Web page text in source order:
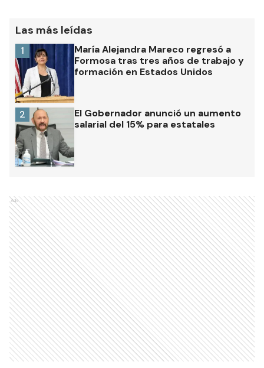
Las más leídas
María Alejandra Mareco regresó a
Formosa tras tres años de trabajo y
formación en Estados Unidos
1
El Gobernador anunció un aumento
salarial del 15% para estatales
2
Ads